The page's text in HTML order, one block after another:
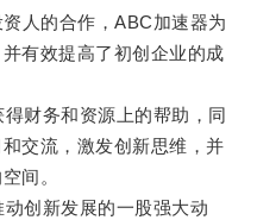
人的合作，ABC加速器为
有效提高了初创企业的成
财务和资源上的帮助，同
交流，激发创新思维，并
间。
创新发展的一股强大动